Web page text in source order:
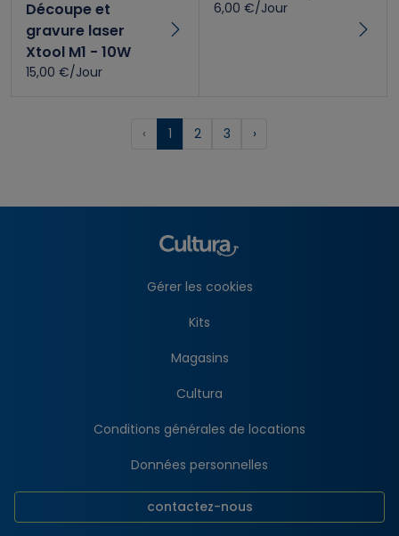
Découpe et
gravure laser
Xtool M1 - 10W
15,00 €/Jour
6,00 €/Jour
‹ 1 2 3 ›
Gérer les cookies
Kits
Magasins
Cultura
Conditions générales de locations
Données personnelles
contactez-nous